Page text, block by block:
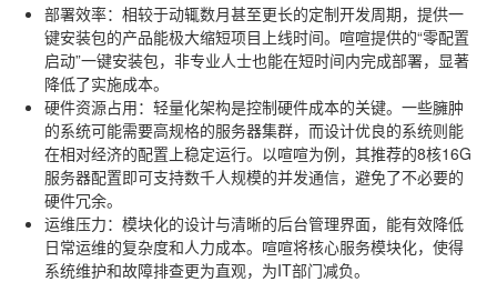
部署效率：相较于动辄数月甚至更长的定制开发周期，提供一
键安装包的产品能极大缩短项目上线时间。喧喧提供的“零配置
启动”一键安装包，非专业人士也能在短时间内完成部署，显著
降低了实施成本。
硬件资源占用：轻量化架构是控制硬件成本的关键。一些臃肿
的系统可能需要高规格的服务器集群，而设计优良的系统则能
在相对经济的配置上稳定运行。以喧喧为例，其推荐的8核16G
服务器配置即可支持数千人规模的并发通信，避免了不必要的
硬件冗余。
运维压力：模块化的设计与清晰的后台管理界面，能有效降低
日常运维的复杂度和人力成本。喧喧将核心服务模块化，使得
系统维护和故障排查更为直观，为IT部门减负。